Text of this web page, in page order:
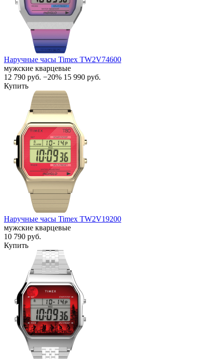
Наручные часы Timex TW2V74600
мужские кварцевые
12 790 руб. −20% 15 990 руб.
Купить
Наручные часы Timex TW2V19200
мужские кварцевые
10 790 руб.
Купить